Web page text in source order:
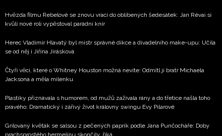
Hvězda filmu Rebelové se znovu vrací do oblíbených šedesátek: Jan Révai si
kvůli nové roli vypěstoval parádní knír
Herec Vladimír Hlavatý byl mistr správné dikce a divadelního make-upu: Učila
se od něj i Jiřina Jirásková
Čtyři věci, které o Whitney Houston možná nevíte: Odmítl ji bratr Michaela
Jacksona a měla milenku
Plastiky přiznávala s humorem, od mužů zažívala rány a do třetice našla toho
pravého: Dramatický i zářivý život královny swingu Evy Pilarové
Grilovaný květák se salsou z pečených paprik podle Jana Punčocháře: Doby
prachsprostého hermelínu skončily, říká